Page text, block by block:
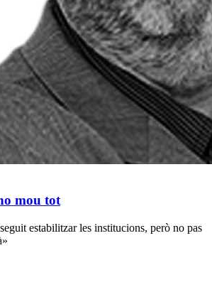
mou tot
estabilitzar les institucions, però no pas